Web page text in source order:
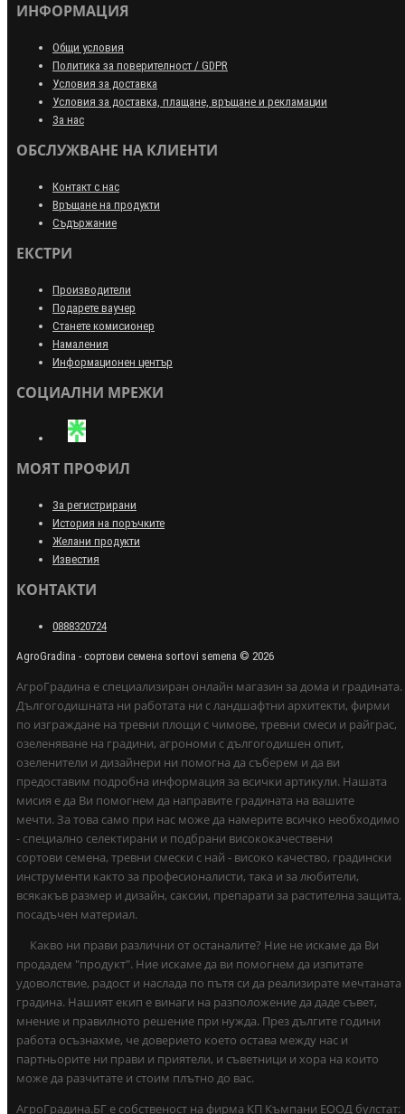
ИНФОРМАЦИЯ
Общи условия
Политика за поверителност / GDPR
Условия за доставка
Условия за доставка, плащане, връщане и рекламации
За нас
ОБСЛУЖВАНЕ НА КЛИЕНТИ
Контакт с нас
Връщане на продукти
Съдържание
ЕКСТРИ
Производители
Подарете ваучер
Станете комисионер
Намаления
Информационен център
СОЦИАЛНИ МРЕЖИ
МОЯТ ПРОФИЛ
За регистрирани
История на поръчките
Желани продукти
Известия
КОНТАКТИ
0888320724
AgroGradina - сортови семена sortovi semena © 2026
АгроГрадина е специализиран онлайн магазин за дома и градината.
Дългогодишната ни работата ни с ландшафтни архитекти, фирми
по изграждане на тревни площи с чимове, тревни смеси и райграс,
озеленяване на градини, агрономи с дългогодишен опит,
озеленители и дизайнери ни помогна да съберем и да ви
предоставим подробна информация за всички артикули. Нашата
мисия е да Ви помогнем да направите градината на вашите
мечти. За това само при нас може да намерите всичко необходимо
- специално селектирани и подбрани висококачествени
сортови семена, тревни смески с най - високо качество, градински
инструменти както за професионалисти, така и за любители,
всякакъв размер и дизайн, саксии, препарати за растителна защита,
посадъчен материал.
Какво ни прави различни от останалите? Ние не искаме да Ви
продадем "продукт". Ние искаме да ви помогнем да изпитате
удоволствие, радост и наслада по пътя си да реализирате мечтаната
градина. Нашият екип е винаги на разположение да даде съвет,
мнение и правилното решение при нужда. През дългите години
работа осъзнахме, че доверието което остава между нас и
партньорите ни прави и приятели, и съветници и хора на които
може да разчитате и стоим плътно до вас.
АгроГрадина.БГ е собственост на фирма КП Къмпани ЕООД булстат: